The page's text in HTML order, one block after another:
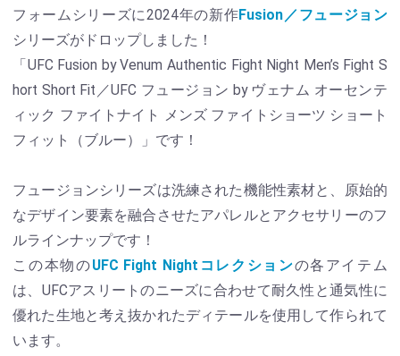
フォームシリーズに2024年の新作Fusion／フュージョン
シリーズがドロップしました！
「UFC Fusion by Venum Authentic Fight Night Men’s Fight S
hort Short Fit／UFC フュージョン by ヴェナム オーセンテ
ィック ファイトナイト メンズ ファイトショーツ ショート
フィット（ブルー）」です！
フュージョンシリーズは洗練された機能性素材と、原始的
なデザイン要素を融合させたアパレルとアクセサリーのフ
ルラインナップです！
この本物のUFC Fight Nightコレクションの各アイテム
は、UFCアスリートのニーズに合わせて耐久性と通気性に
優れた生地と考え抜かれたディテールを使用して作られて
います。